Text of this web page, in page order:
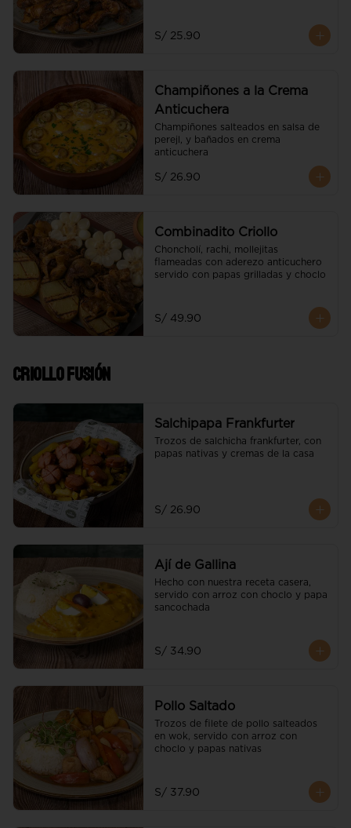
S/ 25.90
Champiñones a la Crema
Anticuchera
Champiñones salteados en salsa de
perejl, y bañados en crema
anticuchera
S/ 26.90
Combinadito Criollo
Choncholí, rachi, mollejitas
flameadas con aderezo anticuchero
servido con papas grilladas y choclo
S/ 49.90
Criollo Fusión
Salchipapa Frankfurter
Trozos de salchicha frankfurter, con
papas nativas y cremas de la casa
S/ 26.90
Ají de Gallina
Hecho con nuestra receta casera,
servido con arroz con choclo y papa
sancochada
S/ 34.90
Pollo Saltado
Trozos de filete de pollo salteados
en wok, servido con arroz con
choclo y papas nativas
S/ 37.90